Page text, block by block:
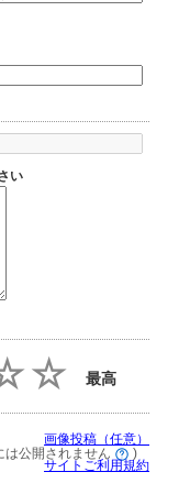
い
最高
は公開されません )
画像投稿（任意）
サイトご利用規約